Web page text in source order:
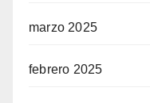
marzo 2025
febrero 2025